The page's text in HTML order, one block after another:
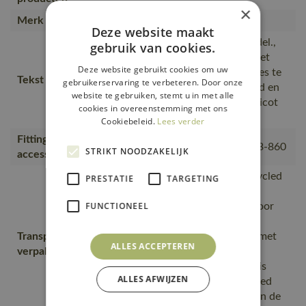
Merk
Tekst usp
Speciaal getailleerd damesmodel.,
De naad in de nek is afgezet met
een zacht materiaal om irritaties te
voorkomen., vochtabsorberend en
comfortabel., 100% katoen, Tricot
bij de hals.
Fitting
accessories
18050-802, 50602-010, 50143-860
Transport en
verpakking
is gemaakt van of bevat gerecycled
magazijnen getransporteerd door
14001;Vervoerd in zendingen met
maximale benutting van de
ruimte;De productverpakking is
gemaakt van of bevat gerecycled
materiaal;De verpakking waarin de
×
Deze website maakt
gebruik van cookies.
Deze website gebruikt cookies om uw
gebruikerservaring te verbeteren. Door onze
website te gebruiken, stemt u in met alle
cookies in overeenstemming met ons
Cookiebeleid. Lees verder
STRIKT NOODZAKELIJK
PRESTATIE TARGETING
FUNCTIONEEL
ALLES ACCEPTEREN
ALLES AFWIJZEN